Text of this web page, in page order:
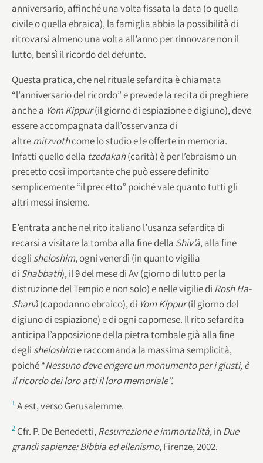
anniversario, affinché una volta fissata la data (o quella
civile o quella ebraica), la famiglia abbia la possibilità di
ritrovarsi almeno una volta all’anno per rinnovare non il
lutto, bensì il ricordo del defunto.
Questa pratica, che nel rituale sefardita è chiamata
“l’anniversario del ricordo” e prevede la recita di preghiere
anche a Yom Kippur(il giorno di espiazione e digiuno), deve
essere accompagnata dall’osservanza di
altremitzvothcome lo studio e le offerte in memoria.
Infatti quello della tzedakah(carità) è per l’ebraismo un
precetto così importante che può essere definito
semplicemente “il precetto” poiché vale quanto tutti gli
altri messi insieme.
E’entrata anche nel rito italiano l’usanza sefardita di
recarsi a visitare la tomba alla fine della Shiv’à, alla fine
degli sheloshim, ogni venerdì (in quanto vigilia
di Shabbath), il 9 del mese di Av (giorno di lutto per la
distruzione del Tempio e non solo) e nelle vigilie di Rosh Ha-
Shanà(capodanno ebraico), di Yom Kippur(il giorno del
digiuno di espiazione) e di ogni capomese. Il rito sefardita
anticipa l’apposizione della pietra tombale già alla fine
degli sheloshime raccomanda la massima semplicità,
poiché “Nessuno deve erigere un monumento per i giusti, è
il ricordo dei loro atti il loro memoriale”.
1A est, verso Gerusalemme.
2 Cfr. P. De Benedetti,Resurrezione e immortalità, in Due
grandi sapienze: Bibbia ed ellenismo, Firenze, 2002.